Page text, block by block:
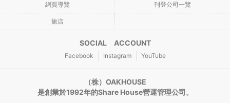
網頁導覽 刊登公司一覽
旅店
SOCIAL ACCOUNT
Facebook Instagram YouTube
（株）OAKHOUSE
是創業於1992年的Share House營運管理公司。